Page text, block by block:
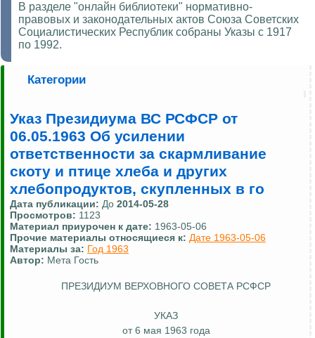
В разделе "онлайн библиотеки" нормативно-
правовых и законодательных актов Союза Советских
Социалистических Республик собраны Указы с 1917
по 1992.
Категории
Указ Президиума ВС РСФСР от
06.05.1963 Об усилении
ответственности за скармливание
скоту и птице хлеба и других
хлебопродуктов, скупленных в го
Дата публикации: До 2014-05-28
Просмотров: 1123
Материал приурочен к дате: 1963-05-06
Прочие материалы относящиеся к: Дате 1963-05-06
Материалы за: Год 1963
Автор: Мета Гость
ПРЕЗИДИУМ ВЕРХОВНОГО СОВЕТА РСФСР
УКАЗ
от 6 мая 1963 года